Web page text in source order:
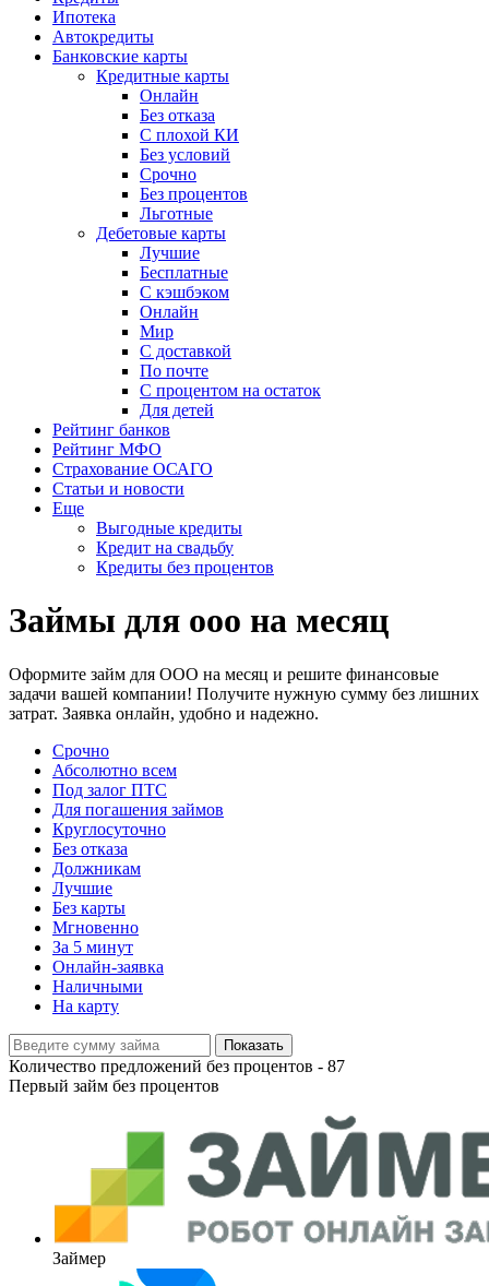
Ипотека
Автокредиты
Банковские карты
Кредитные карты
Онлайн
Без отказа
С плохой КИ
Без условий
Срочно
Без процентов
Льготные
Дебетовые карты
Лучшие
Бесплатные
С кэшбэком
Онлайн
Мир
С доставкой
По почте
С процентом на остаток
Для детей
Рейтинг банков
Рейтинг МФО
Страхование ОСАГО
Статьи и новости
Еще
Выгодные кредиты
Кредит на свадьбу
Кредиты без процентов
Займы для ооо на месяц
Оформите займ для ООО на месяц и решите финансовые
задачи вашей компании! Получите нужную сумму без лишних
затрат. Заявка онлайн, удобно и надежно.
Срочно
Абсолютно всем
Под залог ПТС
Для погашения займов
Круглосуточно
Без отказа
Должникам
Лучшие
Без карты
Мгновенно
За 5 минут
Онлайн-заявка
Наличными
На карту
Показать
Количество предложений без процентов - 87
Первый займ без процентов
Займер